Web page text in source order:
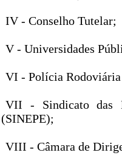
IV - Conselho Tutelar;
V - Universidades
VI - Polícia Rodoviária
VII - Sindicato das
(SINEPE);
VIII - Câmara de